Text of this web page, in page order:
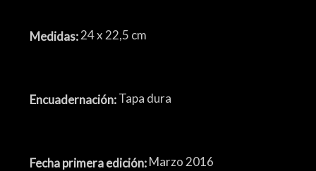
Medidas:24 x 22,5 cm
Encuadernación:Tapa dura
Fecha primera edición:Marzo 2016